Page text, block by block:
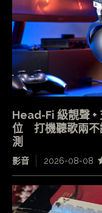
Head-Fi 級靚聲
位 打機聽歌兩不
測
影音 2026-08-08